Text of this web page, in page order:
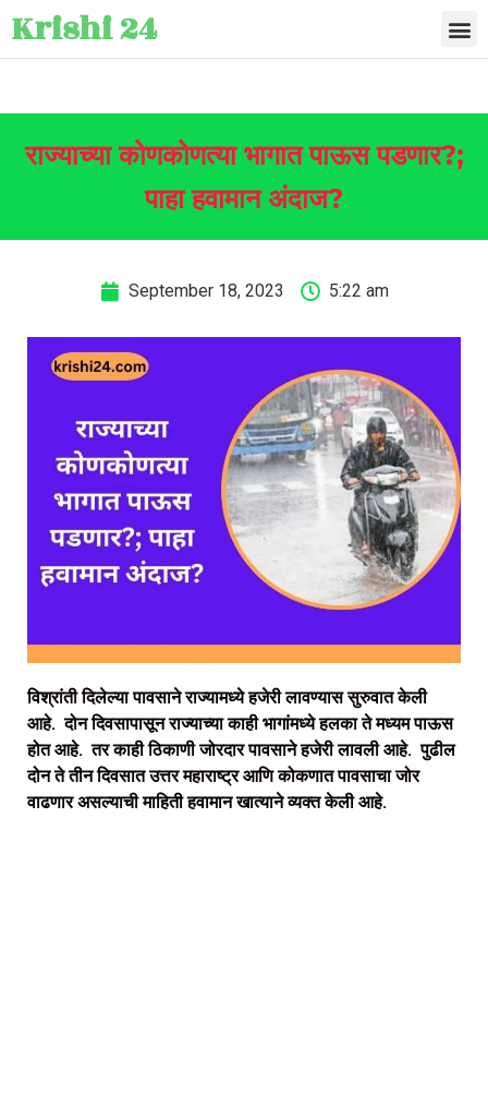
Krishi 24
राज्याच्या कोणकोणत्या भागात पाऊस पडणार?;
पाहा हवामान अंदाज?
September 18, 2023 5:22 am
विश्रांती दिलेल्या पावसाने राज्यामध्ये हजेरी लावण्यास सुरुवात केली
आहे. दोन दिवसापासून राज्याच्या काही भागांमध्ये हलका ते मध्यम पाऊस
होत आहे. तर काही ठिकाणी जोरदार पावसाने हजेरी लावली आहे. पुढील
दोन ते तीन दिवसात उत्तर महाराष्ट्र आणि कोकणात पावसाचा जोर
वाढणार असल्याची माहिती हवामान खात्याने व्यक्त केली आहे.